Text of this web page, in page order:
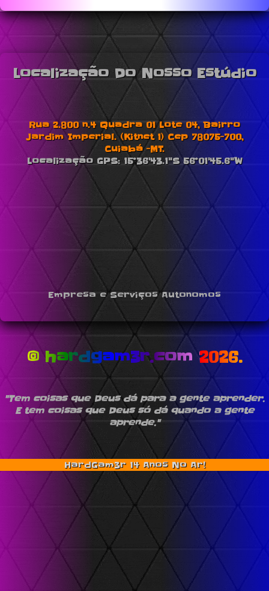
Localização Do Nosso Estúdio
Rua 2.800 n.4 Quadra 01 Lote 04, Bairro
Jardim Imperial. (Kitnet 1) Cep 78075-700,
Cuiabá -MT.
Localização GPS: 15°36'43.1"S 56°01'45.6"W
Empresa e Serviços Autonomos
© hardgam3r.com 2026.
"Tem coisas que Deus dá para a gente aprender.
E tem coisas que Deus só dá quando a gente
aprende."
HardGam3r 14 Anos No Ar!